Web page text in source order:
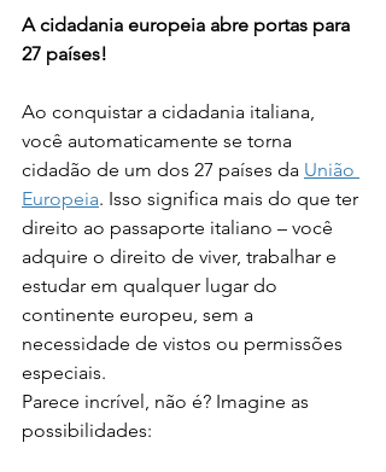
A cidadania europeia abre portas para
27 países!
Ao conquistar a cidadania italiana,
você automaticamente se torna
cidadão de um dos 27 países da União
Europeia. Isso significa mais do que ter
direito ao passaporte italiano – você
adquire o direito de viver, trabalhar e
estudar em qualquer lugar do
continente europeu, sem a
necessidade de vistos ou permissões
especiais.
Parece incrível, não é? Imagine as
possibilidades: